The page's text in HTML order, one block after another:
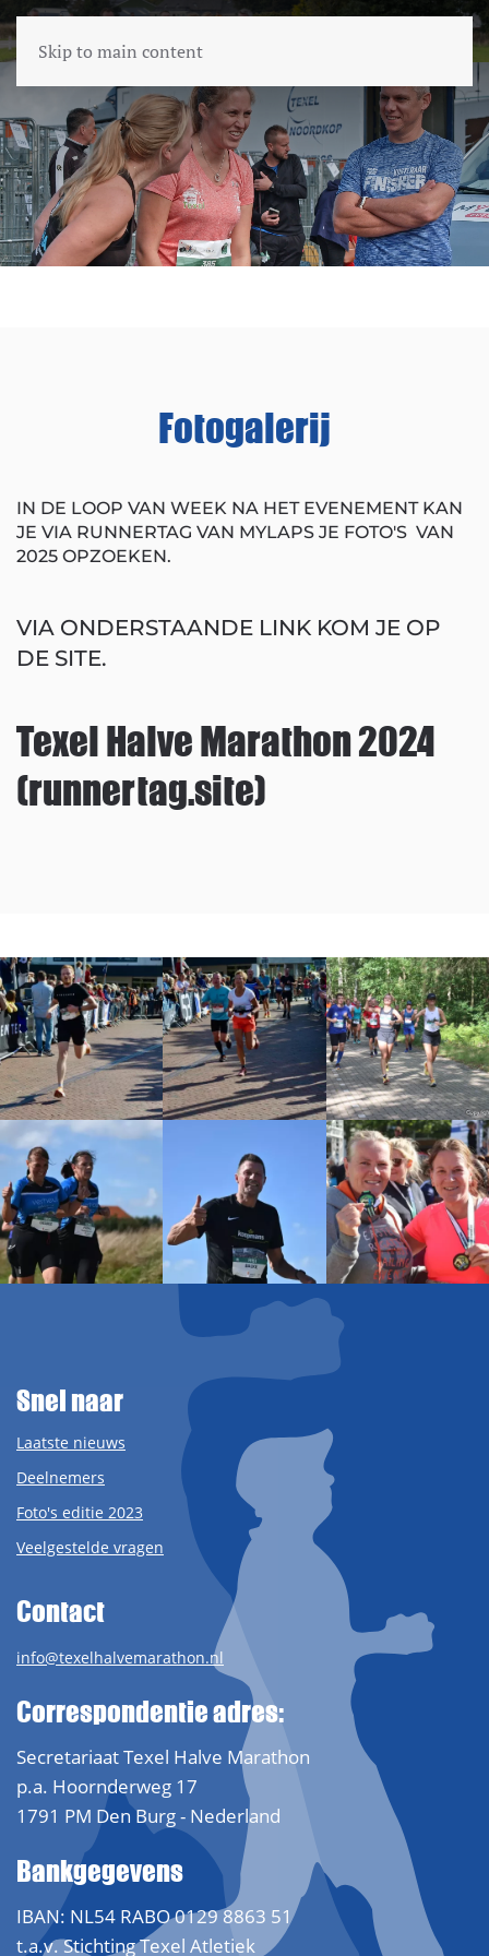
Skip to main content
Fotogalerij
IN DE LOOP VAN WEEK NA HET EVENEMENT KAN
JE VIA RUNNERTAG VAN MYLAPS JE FOTO'S VAN
2025 OPZOEKEN.
VIA ONDERSTAANDE LINK KOM JE OP
DE SITE.
Texel Halve Marathon 2024
(runnertag.site)
Snel naar
Laatste nieuws
Deelnemers
Foto's editie 2023
Veelgestelde vragen
Contact
info@texelhalvemarathon.nl
Correspondentie adres:
Secretariaat Texel Halve Marathon
p.a. Hoornderweg 17
1791 PM Den Burg - Nederland
Bankgegevens
IBAN: NL54 RABO 0129 8863 51
t.a.v. Stichting Texel Atletiek